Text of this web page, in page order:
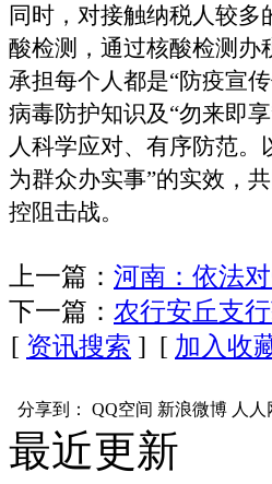
同时，对接触纳税人较
酸检测，通过核酸检测办
承担每个人都是“防疫宣
病毒防护知识及“勿来即
人科学应对、有序防范
为群众办实事”的实效，
控阻击战。
上一篇： 河南：依法
下一篇： 农行安丘支
[ 资讯搜索 ] [ 加入收
分享到： QQ空间 新浪微博 人人
最近更新